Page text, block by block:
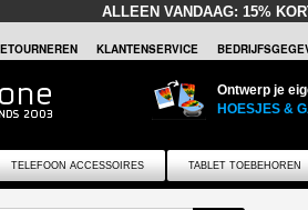
ALLEEN VANDAAG: 15%
KLANTENSERVICE
Ontwerp je
HOESJES &
TELEFOON ACCESSOIRES TABLET TOEBEHOREN